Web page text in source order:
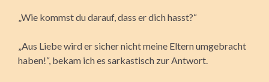
„Wie kommst du darauf, dass er dich hasst?“
„Aus Liebe wird er sicher nicht meine Eltern umgebracht
haben!“, bekam ich es sarkastisch zur Antwort.